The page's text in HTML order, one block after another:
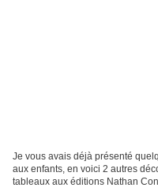
Je vous avais déjà présenté
aux enfants, en voici 2 autres
tableaux aux éditions Nathan